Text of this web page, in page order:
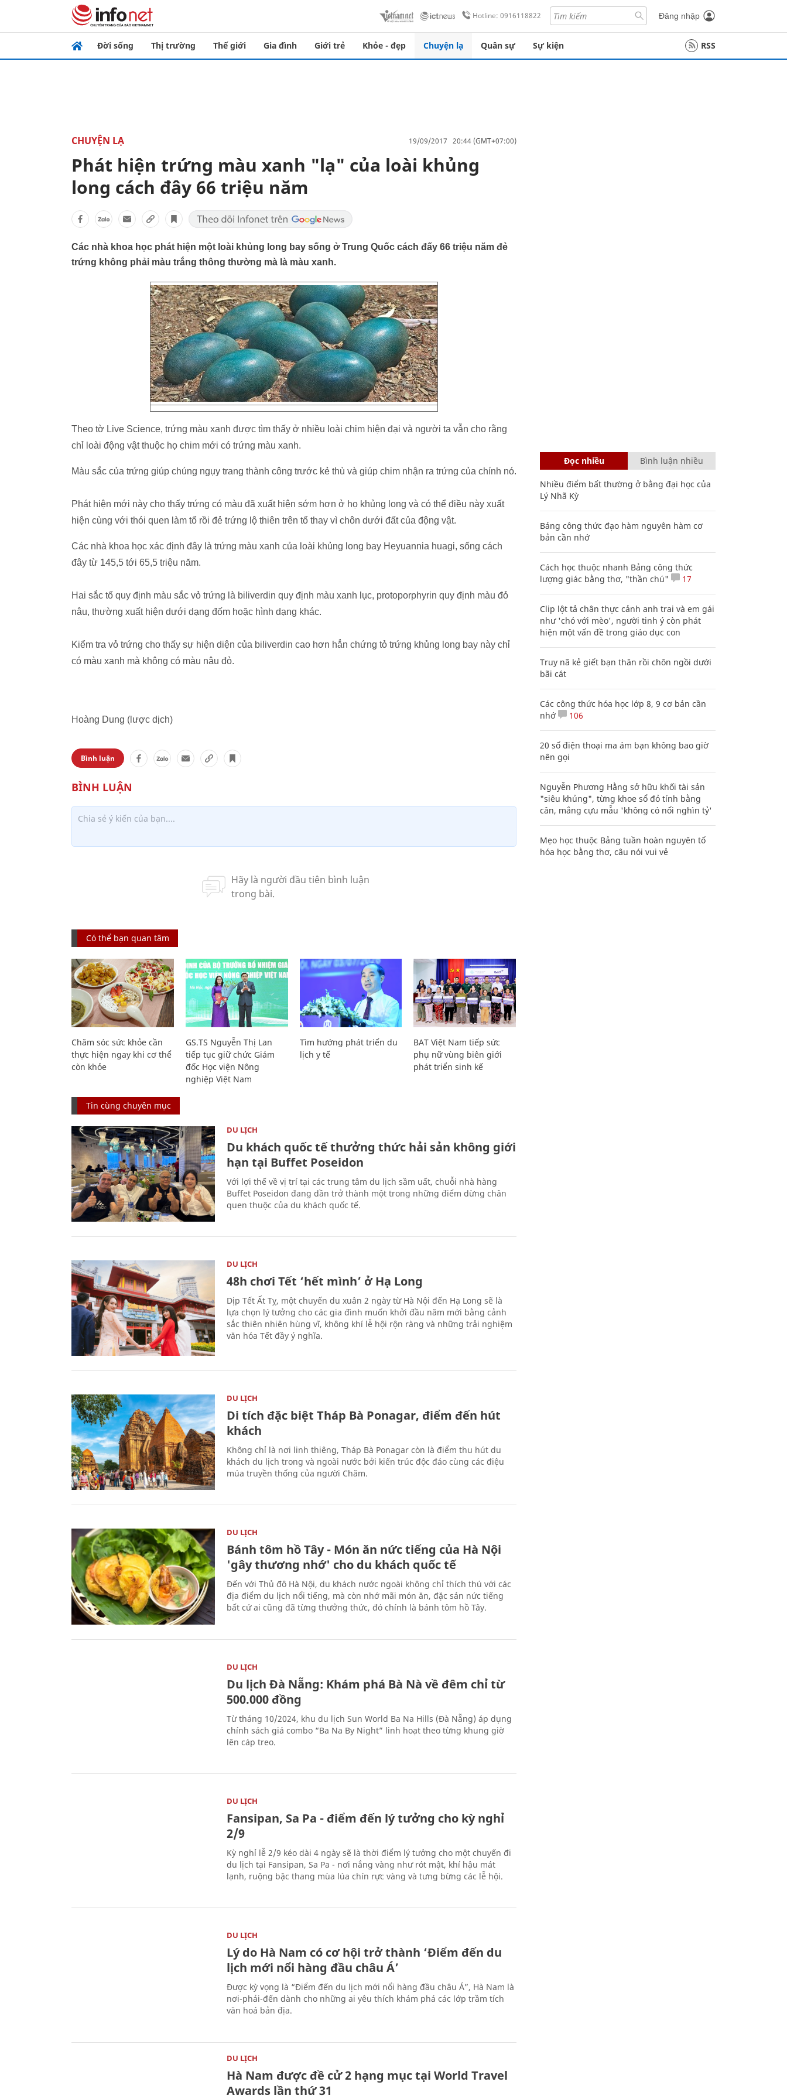
Hotline: 0916118822 Đăng nhập
Đời sống Thị trường Thế giới Gia đình Giới trẻ Khỏe - đẹp Chuyện lạ Quân sự Sự kiện RSS
CHUYỆN LẠ 19/09/2017 20:44 (GMT+07:00)
Phát hiện trứng màu xanh "lạ" của loài khủng
long cách đây 66 triệu năm
Các nhà khoa học phát hiện một loài khủng long bay sống ở Trung Quốc cách đấy 66 triệu năm đẻ
trứng không phải màu trắng thông thường mà là màu xanh.
Theo tờ Live Science, trứng màu xanh được tìm thấy ở nhiều loài chim hiện đại và người ta vẫn cho rằng
chỉ loài động vật thuộc họ chim mới có trứng màu xanh.
Màu sắc của trứng giúp chúng ngụy trang thành công trước kẻ thù và giúp chim nhận ra trứng của chính nó.
Phát hiện mới này cho thấy trứng có màu đã xuất hiện sớm hơn ở họ khủng long và có thể điều này xuất
hiện cùng với thói quen làm tổ rồi đẻ trứng lộ thiên trên tổ thay vì chôn dưới đất của động vật.
Các nhà khoa học xác định đây là trứng màu xanh của loài khủng long bay Heyuannia huagi, sống cách
đây từ 145,5 tới 65,5 triệu năm.
Hai sắc tố quy định màu sắc vỏ trứng là biliverdin quy định màu xanh lục, protoporphyrin quy định màu đỏ
nâu, thường xuất hiện dưới dạng đốm hoặc hình dạng khác.
Kiểm tra vỏ trứng cho thấy sự hiện diện của biliverdin cao hơn hẳn chứng tỏ trứng khủng long bay này chỉ
có màu xanh mà không có màu nâu đỏ.
Hoàng Dung (lược dịch)
Bình luận
Có thể bạn quan tâm
Chăm sóc sức khỏe cần
thực hiện ngay khi cơ thể
còn khỏe
GS.TS Nguyễn Thị Lan
tiếp tục giữ chức Giám
đốc Học viện Nông
nghiệp Việt Nam
Tìm hướng phát triển du
lịch y tế
BAT Việt Nam tiếp sức
phụ nữ vùng biên giới
phát triển sinh kế
Tin cùng chuyên mục
DU LỊCH
Du khách quốc tế thưởng thức hải sản không giới
hạn tại Buffet Poseidon
Với lợi thế về vị trí tại các trung tâm du lịch sầm uất, chuỗi nhà hàng
Buffet Poseidon đang dần trở thành một trong những điểm dừng chân
quen thuộc của du khách quốc tế.
DU LỊCH
48h chơi Tết ‘hết mình’ ở Hạ Long
Dịp Tết Ất Tỵ, một chuyến du xuân 2 ngày từ Hà Nội đến Hạ Long sẽ là
lựa chọn lý tưởng cho các gia đình muốn khởi đầu năm mới bằng cảnh
sắc thiên nhiên hùng vĩ, không khí lễ hội rộn ràng và những trải nghiệm
văn hóa Tết đầy ý nghĩa.
DU LỊCH
Di tích đặc biệt Tháp Bà Ponagar, điểm đến hút
khách
Không chỉ là nơi linh thiêng, Tháp Bà Ponagar còn là điểm thu hút du
khách du lịch trong và ngoài nước bởi kiến trúc độc đáo cùng các điệu
múa truyền thống của người Chăm.
DU LỊCH
Bánh tôm hồ Tây - Món ăn nức tiếng của Hà Nội
'gây thương nhớ' cho du khách quốc tế
Đến với Thủ đô Hà Nội, du khách nước ngoài không chỉ thích thú với các
địa điểm du lịch nổi tiếng, mà còn nhớ mãi món ăn, đặc sản nức tiếng
bất cứ ai cũng đã từng thưởng thức, đó chính là bánh tôm hồ Tây.
DU LỊCH
Du lịch Đà Nẵng: Khám phá Bà Nà về đêm chỉ từ
500.000 đồng
Từ tháng 10/2024, khu du lịch Sun World Ba Na Hills (Đà Nẵng) áp dụng
chính sách giá combo “Ba Na By Night” linh hoạt theo từng khung giờ
lên cáp treo.
DU LỊCH
Fansipan, Sa Pa - điểm đến lý tưởng cho kỳ nghỉ
2/9
Kỳ nghỉ lễ 2/9 kéo dài 4 ngày sẽ là thời điểm lý tưởng cho một chuyến đi
du lịch tại Fansipan, Sa Pa - nơi nắng vàng như rót mật, khí hậu mát
lạnh, ruộng bậc thang mùa lúa chín rực vàng và tưng bừng các lễ hội.
DU LỊCH
Lý do Hà Nam có cơ hội trở thành ‘Điểm đến du
lịch mới nổi hàng đầu châu Á’
Được kỳ vọng là “Điểm đến du lịch mới nổi hàng đầu châu Á”, Hà Nam là
nơi-phải-đến dành cho những ai yêu thích khám phá các lớp trầm tích
văn hoá bản địa.
DU LỊCH
Hà Nam được đề cử 2 hạng mục tại World Travel
Awards lần thứ 31
Đọc nhiều Bình luận nhiều
Nhiều điểm bất thường ở bằng đại học của
Lý Nhã Kỳ
Bảng công thức đạo hàm nguyên hàm cơ
bản cần nhớ
Cách học thuộc nhanh Bảng công thức
lượng giác bằng thơ, "thần chú"
17
Clip lột tả chân thực cảnh anh trai và em gái
như 'chó với mèo', người tinh ý còn phát
hiện một vấn đề trong giáo dục con
Truy nã kẻ giết bạn thân rồi chôn ngồi dưới
bãi cát
Các công thức hóa học lớp 8, 9 cơ bản cần
nhớ
106
20 số điện thoại ma ám bạn không bao giờ
nên gọi
Nguyễn Phương Hằng sở hữu khối tài sản
"siêu khủng", từng khoe sổ đỏ tính bằng
cân, mắng cựu mẫu 'không có nổi nghìn tỷ'
Mẹo học thuộc Bảng tuần hoàn nguyên tố
hóa học bằng thơ, câu nói vui vẻ